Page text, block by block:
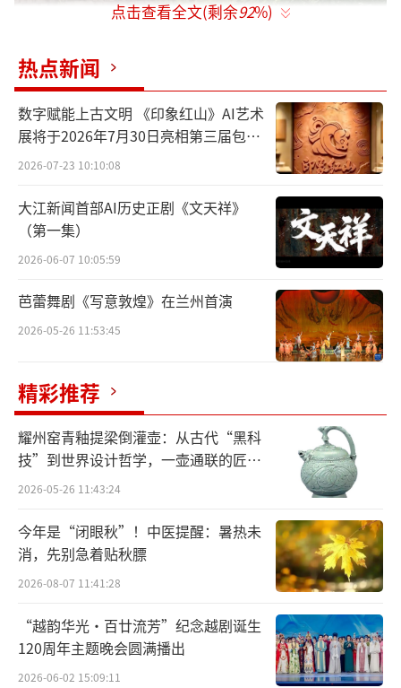
写生团采风孙家沟写生基地（李晓军摄影）
孙家沟，这个昔日或许并不起眼的小村
落，如今呈现出一派生机勃勃的崭新景象。溪
水潺潺流淌，似在欢快地诉说着乡村的变迁；
绿树成荫，为村庄增添了一抹清新的绿意；四
周环山，中间低洼，独特的盆地地貌宛如大自
然精心雕琢的艺术品。十八大院与三十二小院
错落交织，恰似一幅山明水秀的田园画卷。
点击查看全文(剩余92%)
热点新闻
数字赋能上古文明 《印象红山》AI艺术
展将于2026年7月30日亮相第三届包头
艺博会
2026-07-23 10:10:08
大江新闻首部AI历史正剧《文天祥》
（第一集）
2026-06-07 10:05:59
芭蕾舞剧《写意敦煌》在兰州首演
2026-05-26 11:53:45
精彩推荐
耀州窑青釉提梁倒灌壶：从古代“黑科
技”到世界设计哲学，一壶通联的匠心
宇宙
2026-05-26 11:43:24
今年是“闭眼秋”！中医提醒：暑热未
消，先别急着贴秋膘
2026-08-07 11:41:28
“越韵华光·百廿流芳”纪念越剧诞生
120周年主题晚会圆满播出
2026-06-02 15:09:11